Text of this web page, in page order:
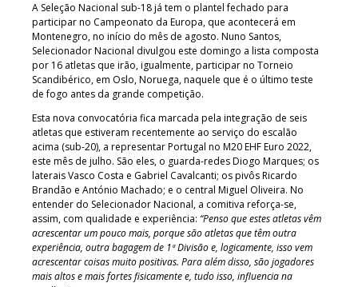
A Seleção Nacional sub-18 já tem o plantel fechado para
participar no Campeonato da Europa, que acontecerá em
Montenegro, no início do mês de agosto. Nuno Santos,
Selecionador Nacional divulgou este domingo a lista composta
por 16 atletas que irão, igualmente, participar no Torneio
Scandibérico, em Oslo, Noruega, naquele que é o último teste
de fogo antes da grande competição.
Esta nova convocatória fica marcada pela integração de seis
atletas que estiveram recentemente ao serviço do escalão
acima (sub-20), a representar Portugal no M20 EHF Euro 2022,
este mês de julho. São eles, o guarda-redes Diogo Marques; os
laterais Vasco Costa e Gabriel Cavalcanti; os pivôs Ricardo
Brandão e António Machado; e o central Miguel Oliveira. No
entender do Selecionador Nacional, a comitiva reforça-se,
assim, com qualidade e experiência: “Penso que estes atletas vêm
acrescentar um pouco mais, porque são atletas que têm outra
experiência, outra bagagem de 1ª Divisão e, logicamente, isso vem
acrescentar coisas muito positivas. Para além disso, são jogadores
mais altos e mais fortes fisicamente e, tudo isso, influencia na